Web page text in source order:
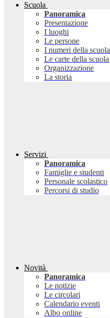
Scuola
Panoramica
Presentazione
I luoghi
Le persone
I numeri della scuola
Le carte della scuola
Organizzazione
La storia
Servizi
Panoramica
Famiglie e studenti
Personale scolastico
Percorsi di studio
Novità
Panoramica
Le notizie
Le circolari
Calendario eventi
Albo online